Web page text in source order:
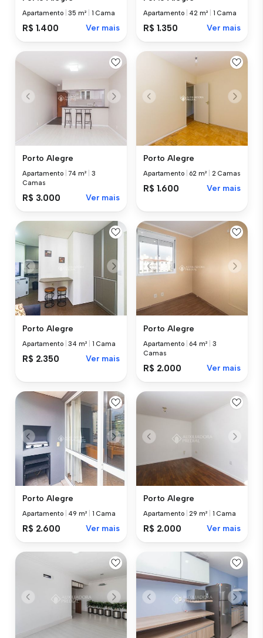
Apartamento |35 m² 1 Cama
R$ 1.400 Ver mais
Apartamento 42 m² 1 Cama
R$ 1.350 Ver mais
Porto Alegre
Apartamento |74 m²
3
Camas
R$ 3.000 Ver mais
Porto Alegre
Apartamento 62 m² 2 Camas
R$ 1.600 Ver mais
Porto Alegre
Apartamento |34 m² 1 Cama
R$ 2.350 Ver mais
Porto Alegre
Apartamento 64 m²
3
Camas
R$ 2.000 Ver mais
Porto Alegre
Apartamento 49 m² 1 Cama
R$ 2.600 Ver mais
Porto Alegre
Apartamento |29 m² 1 Cama
R$ 2.000 Ver mais